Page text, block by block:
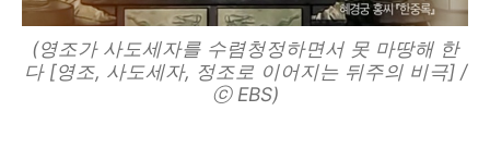
(영조가 사도세자를 수렴청정하면서 못 마땅해 한
다 [영조, 사도세자, 정조로 이어지는 뒤주의 비극] /
ⓒ EBS)